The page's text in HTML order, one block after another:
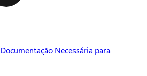
Documentação Necessária para